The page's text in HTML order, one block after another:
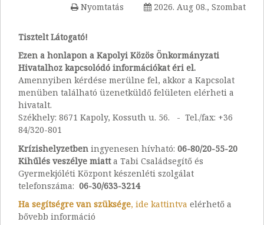
Nyomtatás 2026. Aug 08., Szombat
Tisztelt Látogató!
Ezen a honlapon a Kapolyi Közös Önkormányzati
Hivatalhoz kapcsolódó információkat éri el.
Amennyiben kérdése merülne fel, akkor a Kapcsolat
menüben található üzenetküldő felületen elérheti a
hivatalt.
Székhely: 8671 Kapoly, Kossuth u. 56. - Tel./fax: +36
84/320-801
Krízishelyzetben ingyenesen hívható: 06-80/20-55-20
Kihűlés veszélye miatta Tabi Családsegítő és
Gyermekjóléti Központ készenléti szolgálat
telefonszáma: 06-30/633-3214
Ha segítségre van szüksége, ide kattintva elérhető a
bővebb információ